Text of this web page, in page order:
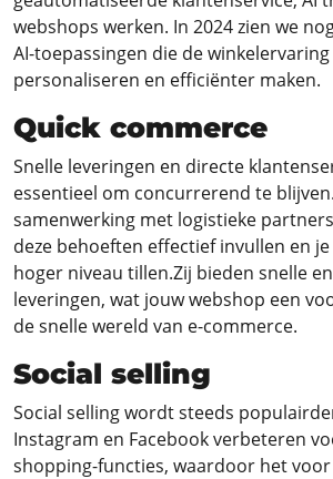
webshops werken. In 2024 zien we
AI-toepassingen die de
personaliseren en efficiënter maken.
Quick commerce
Snelle leveringen en directe
essentieel om concurrerend te
samenwerking met logistieke
deze behoeften effectief invullen en
hoger niveau tillen.Zij bieden snelle
leveringen, wat jouw webshop een
de snelle wereld van e-commerce.
Social selling
Social selling wordt steeds
Instagram en Facebook verbeteren
shopping-functies, waardoor het